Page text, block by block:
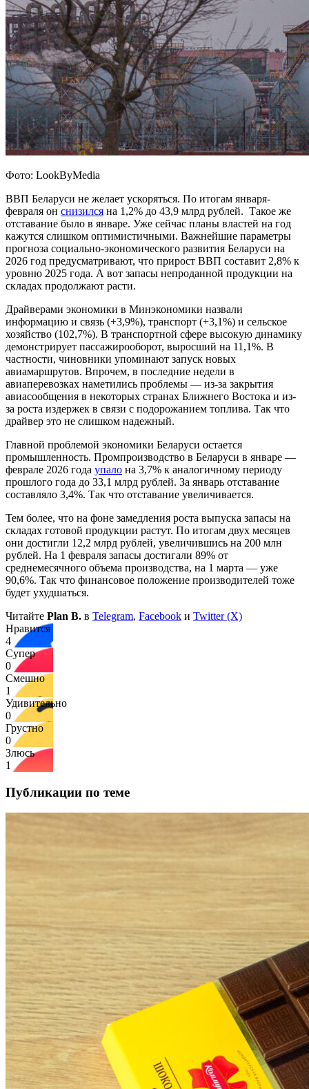
Фото: LookByMedia
ВВП Беларуси не желает ускоряться. По итогам января-
февраля он снизился на 1,2% до 43,9 млрд рублей. Такое же
отставание было в январе. Уже сейчас планы властей на год
кажутся слишком оптимистичными. Важнейшие параметры
прогноза социально-экономического развития Беларуси на
2026 год предусматривают, что прирост ВВП составит 2,8% к
уровню 2025 года. А вот запасы непроданной продукции на
складах продолжают расти.
Драйверами экономики в Минэкономики назвали
информацию и связь (+3,9%), транспорт (+3,1%) и сельское
хозяйство (102,7%). В транспортной сфере высокую динамику
демонстрирует пассажирооборот, выросший на 11,1%. В
частности, чиновники упоминают запуск новых
авиамаршрутов. Впрочем, в последние недели в
авиаперевозках наметились проблемы — из-за закрытия
авиасообщения в некоторых странах Ближнего Востока и из-
за роста издержек в связи с подорожанием топлива. Так что
драйвер это не слишком надежный.
Главной проблемой экономики Беларуси остается
промышленность. Промпроизводство в Беларуси в январе —
феврале 2026 года упало на 3,7% к аналогичному периоду
прошлого года до 33,1 млрд рублей. За январь отставание
составляло 3,4%. Так что отставание увеличивается.
Тем более, что на фоне замедления роста выпуска запасы на
складах готовой продукции растут. По итогам двух месяцев
они достигли 12,2 млрд рублей, увеличившись на 200 млн
рублей. На 1 февраля запасы достигали 89% от
среднемесячного объема производства, на 1 марта — уже
90,6%. Так что финансовое положение производителей тоже
будет ухудшаться.
Читайте Plan B. в Telegram, Facebook и Twitter (X)
Нравится
4
Супер
0
Смешно
1
Удивительно
0
Грустно
0
Злюсь
1
Публикации по теме